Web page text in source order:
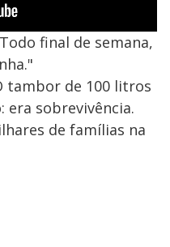
final de semana,
tambor de 100 litros
era sobrevivência.
de famílias na